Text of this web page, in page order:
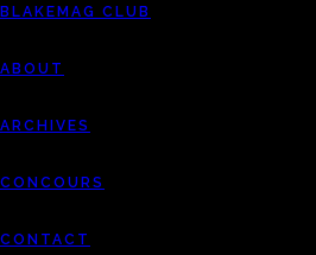
BLAKEMAG CLUB
ABOUT
ARCHIVES
CONCOURS
CONTACT